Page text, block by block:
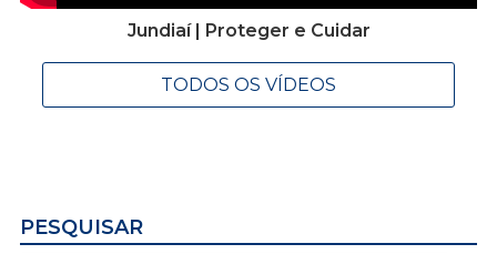
Jundiaí | Proteger e Cuidar
TODOS OS VÍDEOS
PESQUISAR